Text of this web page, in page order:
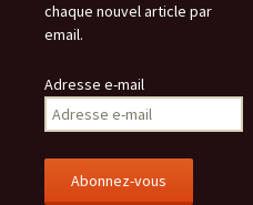
chaque nouvel article par
email.
Adresse e-mail